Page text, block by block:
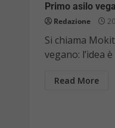
Primo asilo
Redazione
Si chiama
vegano: l’idea
Read More